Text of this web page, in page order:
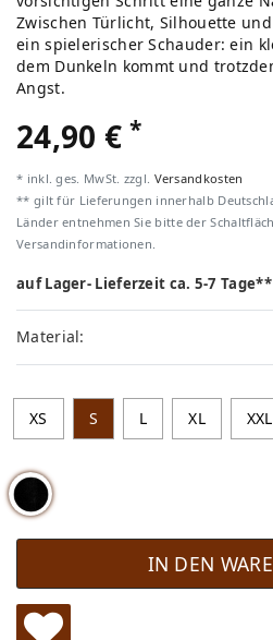
Zwischen Türlicht, Silhouette
ein spielerischer Schauder: ein
dem Dunkeln kommt und
Angst.
24,90 €*
* inkl. ges. MwSt. zzgl. Versandkosten
** gilt für Lieferungen innerhalb
Länder entnehmen Sie bitte der
Versandinformationen.
auf Lager- Lieferzeit ca. 5-7 Tage**
Material:
XS S L XL XXL
IN DEN